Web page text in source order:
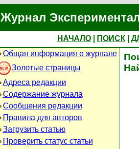
Журнал
НАЧАЛО ПОИСК
Общая информация о журнале
Золотые страницы
Адреса редакции
Содержание журнала
Сообщения редакции
Правила для авторов
Загрузить статью
Проверить статус статьи